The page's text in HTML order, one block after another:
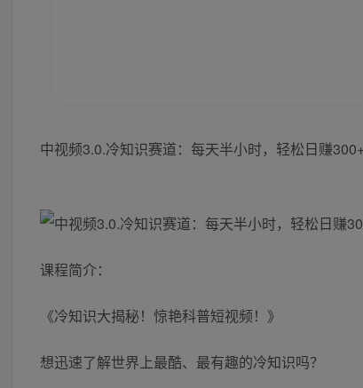
中视频3.0.冷知识赛道：每天半小时，轻松日赚300+
课程简介：
《冷知识大揭秘！惊艳科普短视频！》
想迅速了解世界上最酷、最有趣的冷知识吗？